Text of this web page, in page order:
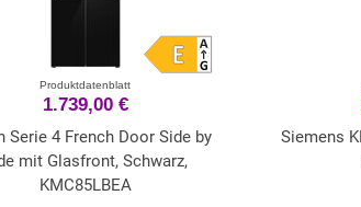
Produktdatenblatt
1.739,00 €
Serie 4 French Door Side by
mit Glasfront, Schwarz,
KMC85LBEA
Siemens